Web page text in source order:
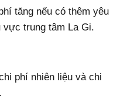
tăng nếu có thêm yêu
vực trung tâm La Gi.
phí nhiên liệu và chi